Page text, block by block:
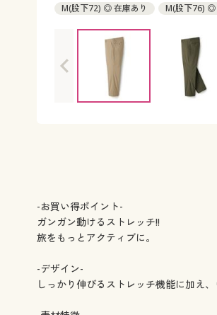
M(股下72) ◎ 在庫あり M(股下76) ◎
5L(股下72) ◎ 在庫あり
5L(股下76)
-お買い得ポイント-
ガンガン動けるストレッチ!!
旅をもっとアクティブに。
-デザイン-
しっかり伸びるストレッチ機能に加え